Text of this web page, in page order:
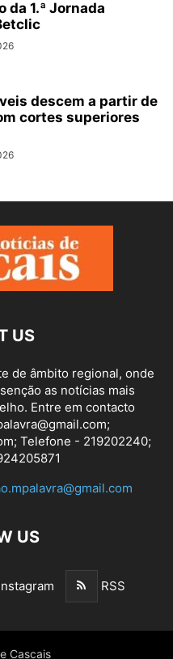
da 1.ª Jornada
descem a partir de
cortes superiores
US
de âmbito regional, onde
as notícias mais
Entre em contacto
Telefone - 219202240;
US
RSS
Cascais